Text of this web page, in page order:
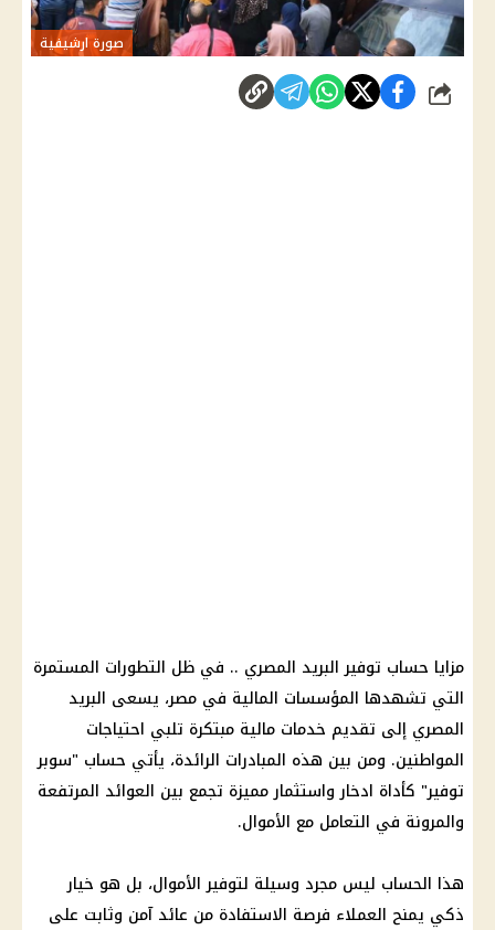
صورة ارشيفية
شارك
مزايا حساب توفير البريد المصري .. في ظل التطورات المستمرة
التي تشهدها المؤسسات المالية في مصر، يسعى البريد
المصري إلى تقديم خدمات مالية مبتكرة تلبي احتياجات
المواطنين. ومن بين هذه المبادرات الرائدة، يأتي حساب "سوبر
توفير" كأداة ادخارواستثمار مميزة تجمع بين العوائد المرتفعة
والمرونة في التعامل مع الأموال.
هذا الحساب ليس مجرد وسيلة لتوفير الأموال، بل هو خيار
ذكي يمنح العملاء فرصة الاستفادة من عائدآمن وثابت على